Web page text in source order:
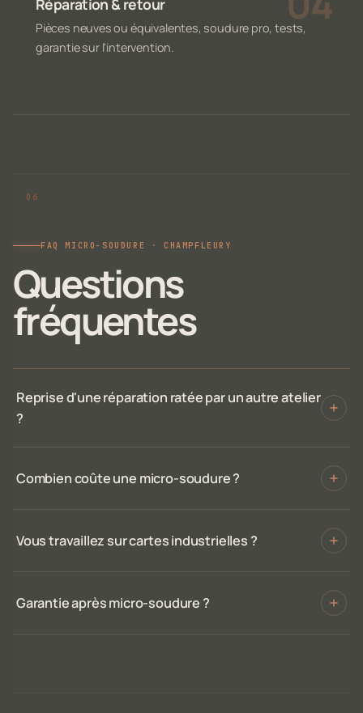
Réparation & retour
Pièces neuves ou équivalentes, soudure pro, tests,
garantie sur l'intervention.
FAQ MICRO-SOUDURE · CHAMPFLEURY
Questions
fréquentes
Reprise d'une réparation ratée par un autre atelier
?
Combien coûte une micro-soudure ?
Vous travaillez sur cartes industrielles ?
Garantie après micro-soudure ?